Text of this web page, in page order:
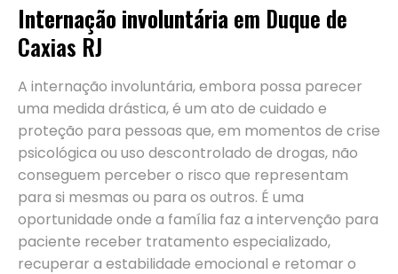
Internação involuntária em Duque de
Caxias RJ
A internação involuntária, embora possa parecer
uma medida drástica, é um ato de cuidado e
proteção para pessoas que, em momentos de crise
psicológica ou uso descontrolado de drogas, não
conseguem perceber o risco que representam
para si mesmas ou para os outros. É uma
oportunidade onde a família faz a intervenção para
paciente receber tratamento especializado,
recuperar a estabilidade emocional e retomar o